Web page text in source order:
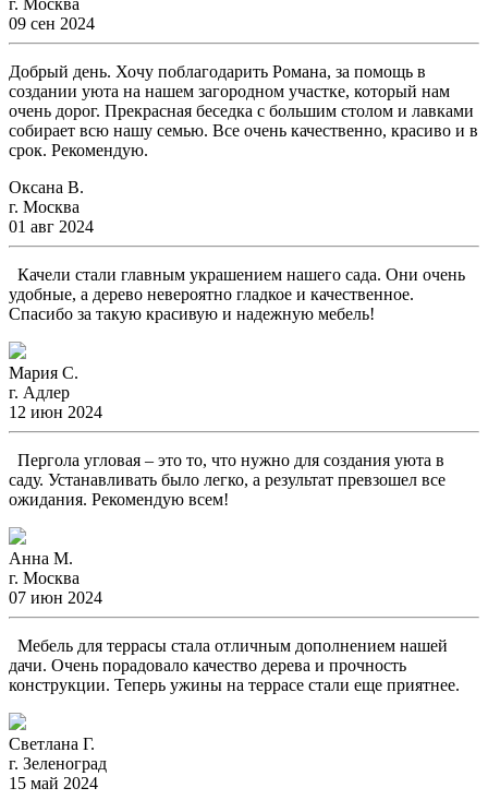
г. Москва
09 сен 2024
Добрый день. Хочу поблагодарить Романа, за помощь в
создании уюта на нашем загородном участке, который нам
очень дорог. Прекрасная беседка с большим столом и лавками
собирает всю нашу семью. Все очень качественно, красиво и в
срок. Рекомендую.
Оксана В.
г. Москва
01 авг 2024
Качели стали главным украшением нашего сада. Они очень
удобные, а дерево невероятно гладкое и качественное.
Спасибо за такую красивую и надежную мебель!
Мария С.
г. Адлер
12 июн 2024
Пергола угловая – это то, что нужно для создания уюта в
саду. Устанавливать было легко, а результат превзошел все
ожидания. Рекомендую всем!
Анна М.
г. Москва
07 июн 2024
Мебель для террасы стала отличным дополнением нашей
дачи. Очень порадовало качество дерева и прочность
конструкции. Теперь ужины на террасе стали еще приятнее.
Светлана Г.
г. Зеленоград
15 май 2024